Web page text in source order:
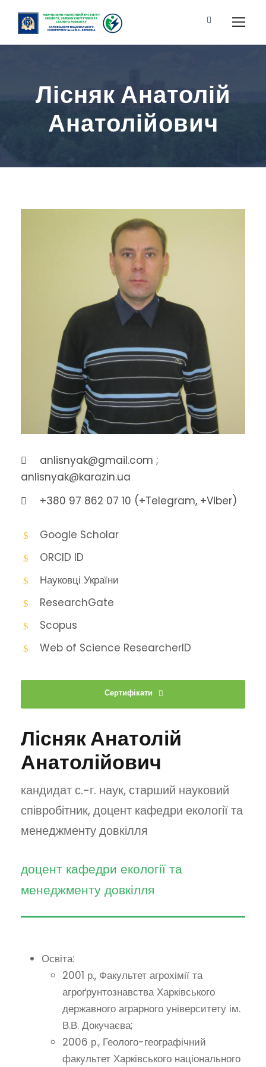
Лісняк Анатолій
Анатолійович
anlisnyak@gmail.com ;
anlisnyak@karazin.ua
+380 97 862 07 10 (+Telegram, +Viber)
Google Scholar
ORCID ID
Науковці України
ResearchGate
Scopus
Web of Science ResearcherID
Сертифікати
Лісняк Анатолій
Анатолійович
кандидат с.-г. наук, старший науковий
співробітник, доцент кафедри екології та
менеджменту довкілля
доцент кафедри екології та
менеджменту довкілля
Освіта:
2001 р., Факультет агрохімії та
агроґрунтознавства Харківського
державного аграрного університету ім.
В.В. Докучаєва;
2006 р., Геолого-географічний
факультет Харківського національного